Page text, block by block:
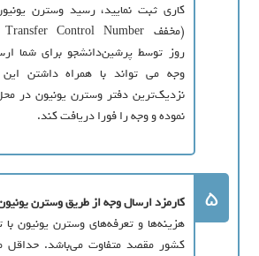
روز توسط پرشین‌دانشجو براي شما
وجه مي تواند با همراه داشتن
نزديک‌ترين دفتر وسترن يونيون در
نموده و وجه را فورا دريافت کند.
5
کارمزد ارسال وجه از طريق وسترن
هزينه‌ها و تعرفه‌هاي وسترن يونيون
کشور مقصد متفاوت مي‌باشد. حداقل